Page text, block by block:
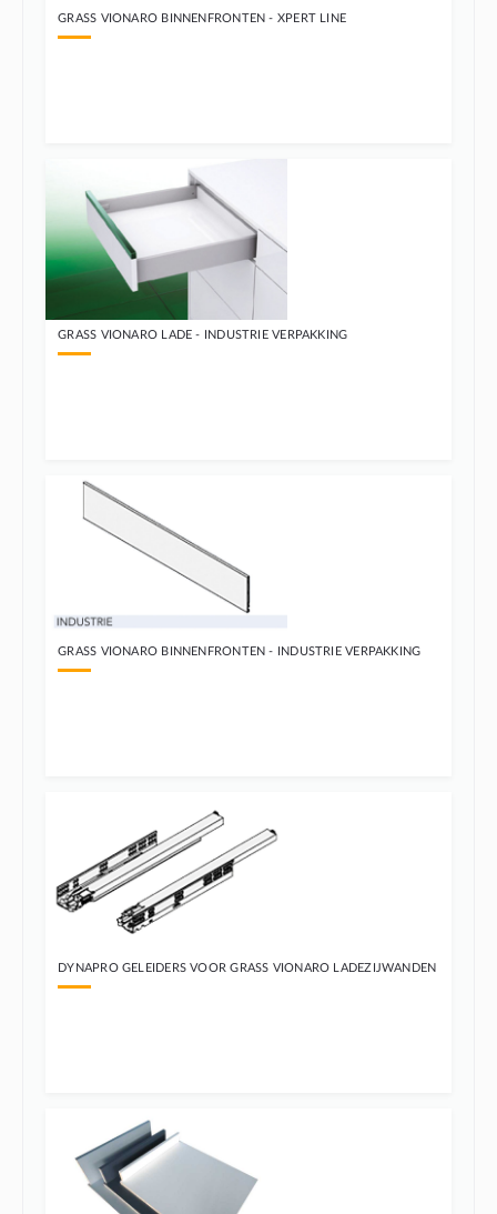
GRASS VIONARO BINNENFRONTEN - XPERT LINE
GRASS VIONARO LADE - INDUSTRIE VERPAKKING
GRASS VIONARO BINNENFRONTEN - INDUSTRIE VERPAKKING
DYNAPRO GELEIDERS VOOR GRASS VIONARO LADEZIJWANDEN